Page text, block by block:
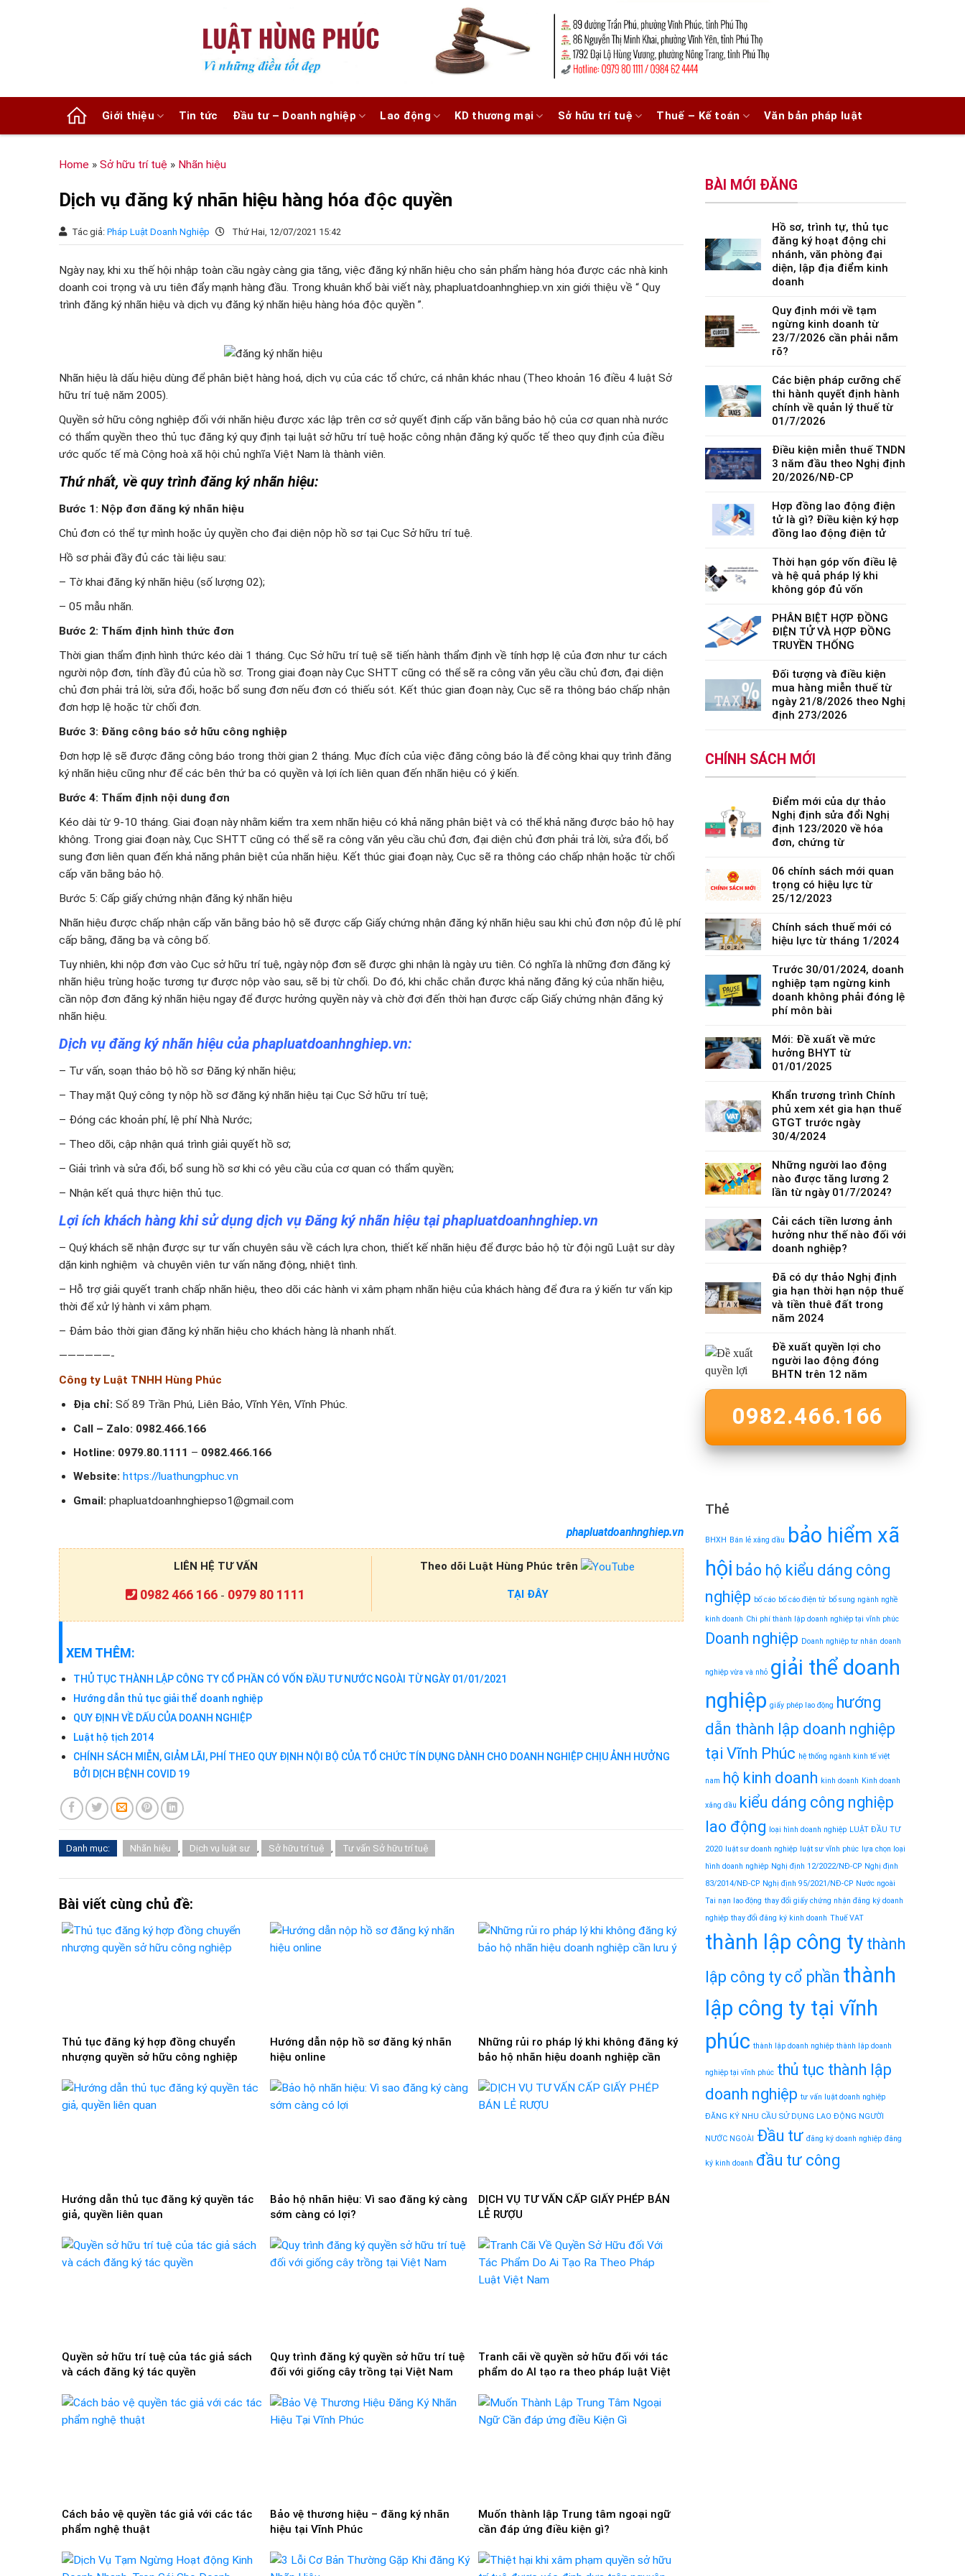
Giới thiệu Tin tức Đầu tư – Doanh nghiệp Lao động KD thương mại Sở hữu trí tuệ Thuế – Kế toán Văn bản pháp luật
Home » Sở hữu trí tuệ » Nhãn hiệu
Dịch vụ đăng ký nhãn hiệu hàng hóa độc quyền
Tác giả: Pháp Luật Doanh Nghiệp Thứ Hai, 12/07/2021 15:42
Ngày nay, khi xu thế hội nhập toàn cầu ngày càng gia tăng, việc đăng ký nhãn hiệu cho sản phẩm hàng hóa được các nhà kinh
doanh coi trọng và ưu tiên đẩy mạnh hàng đầu. Trong khuân khổ bài viết này, phapluatdoanhnghiep.vn xin giới thiệu về “ Quy
trình đăng ký nhãn hiệu và dịch vụ đăng ký nhãn hiệu hàng hóa độc quyền ”.
Nhãn hiệu là dấu hiệu dùng để phân biệt hàng hoá, dịch vụ của các tổ chức, cá nhân khác nhau (Theo khoản 16 điều 4 luật Sở
hữu trí tuệ năm 2005).
Quyền sở hữu công nghiệp đối với nhãn hiệu được xác lập trên cơ sở quyết định cấp văn bằng bảo hộ của cơ quan nhà nước
có thẩm quyền theo thủ tục đăng ký quy định tại luật sở hữu trí tuệ hoặc công nhận đăng ký quốc tế theo quy định của điều
ước quốc tế mà Cộng hoà xã hội chủ nghĩa Việt Nam là thành viên.
Thứ nhất, về quy trình đăng ký nhãn hiệu:
Bước 1: Nộp đơn đăng ký nhãn hiệu
Chủ đơn có thể tự mình hoặc ủy quyền cho đại diện nộp hồ sơ tại Cục Sở hữu trí tuệ.
Hồ sơ phải đầy đủ các tài liệu sau:
– Tờ khai đăng ký nhãn hiệu (số lượng 02);
– 05 mẫu nhãn.
Bước 2: Thẩm định hình thức đơn
Thời gian thẩm định hình thức kéo dài 1 tháng. Cục Sở hữu trí tuệ sẽ tiến hành thẩm định về tính hợp lệ của đơn như tư cách
người nộp đơn, tính đầy đủ của hồ sơ. Trong giai đoạn này Cục SHTT cũng có thể sẽ ra công văn yêu cầu chủ đơn, đại diện
chủ đơn phải trả lời, sửa đổi, hoặc bổ sung đơn nếu đơn có thiếu sót. Kết thúc gian đoạn này, Cục sẽ ra thông báo chấp nhận
đơn hợp lệ hoặc từ chối đơn.
Bước 3: Đăng công báo sở hữu công nghiệp
Đơn hợp lệ sẽ được đăng công báo trong thời gian 2 tháng. Mục đích của việc đăng công báo là để công khai quy trình đăng
ký nhãn hiệu cũng như để các bên thứ ba có quyền và lợi ích liên quan đến nhãn hiệu có ý kiến.
Bước 4: Thẩm định nội dung đơn
Kéo dài từ 9-10 tháng. Giai đoạn này nhằm kiểm tra xem nhãn hiệu có khả năng phân biệt và có thể khả năng được bảo hộ hay
không. Trong giai đoạn này, Cục SHTT cũng có thể sẽ ra công văn yêu cầu chủ đơn, đại diện chủ đơn phải trả lời, sửa đổi, bổ
sung đơn liên quan đến khả năng phân biệt của nhãn hiệu. Kết thúc giai đoạn này, Cục sẽ ra thông cáo chấp nhận hoặc từ chối
cấp văn bằng bảo hộ.
Bước 5: Cấp giấy chứng nhận đăng ký nhãn hiệu
Nhãn hiệu được chấp nhận cấp văn bằng bảo hộ sẽ được cấp Giấy chứng nhận đăng ký nhãn hiệu sau khi chủ đơn nộp đủ lệ phí
cấp bằng, đăng bạ và công bố.
Tuy nhiên, khi nộp đơn vào Cục sở hữu trí tuệ, ngày nộp đơn sẽ được ghi nhận là ngày ưu tiên. Có nghĩa là những đơn đăng ký
nhãn hiệu trùng hoặc tương tự được nộp vào sau, sẽ bị từ chối. Do đó, khi chắc chắn được khả năng đăng ký của nhãn hiệu,
cần nộp đơn đăng ký nhãn hiệu ngay để được hưởng quyền này và chờ đợi đến thời hạn được cấp Giấy chứng nhận đăng ký
nhãn hiệu.
Dịch vụ đăng ký nhãn hiệu của phapluatdoanhnghiep.vn:
– Tư vấn, soạn thảo bộ hồ sơ Đăng ký nhãn hiệu;
– Thay mặt Quý công ty nộp hồ sơ đăng ký nhãn hiệu tại Cục Sở hữu trí tuệ;
– Đóng các khoản phí, lệ phí Nhà Nước;
– Theo dõi, cập nhận quá trình giải quyết hồ sơ;
– Giải trình và sửa đổi, bổ sung hồ sơ khi có yêu cầu của cơ quan có thẩm quyền;
– Nhận kết quả thực hiện thủ tục.
Lợi ích khách hàng khi sử dụng dịch vụ Đăng ký nhãn hiệu tại phapluatdoanhnghiep.vn
– Quý khách sẽ nhận được sự tư vấn chuyên sâu về cách lựa chon, thiết kế nhãn hiệu để được bảo hộ từ đội ngũ Luật sư dày
dặn kinh nghiệm và chuyên viên tư vấn năng động, nhiệt tình.
– Hỗ trợ giải quyết tranh chấp nhãn hiệu, theo dõi các hành vi xâm phạm nhãn hiệu của khách hàng để đưa ra ý kiến tư vấn kịp
thời để xử lý hành vi xâm phạm.
– Đảm bảo thời gian đăng ký nhãn hiệu cho khách hàng là nhanh nhất.
——————-
Công ty Luật TNHH Hùng Phúc
Địa chỉ: Số 89 Trần Phú, Liên Bảo, Vĩnh Yên, Vĩnh Phúc.
Call – Zalo: 0982.466.166
Hotline: 0979.80.1111 – 0982.466.166
Website: https://luathungphuc.vn
Gmail: phapluatdoanhnghiepso1@gmail.com
phapluatdoanhnghiep.vn
LIÊN HỆ TƯ VẤN
0982 466 166 - 0979 80 1111
Theo dõi Luật Hùng Phúc trên
TẠI ĐÂY
XEM THÊM:
THỦ TỤC THÀNH LẬP CÔNG TY CỔ PHẦN CÓ VỐN ĐẦU TƯ NƯỚC NGOÀI TỪ NGÀY 01/01/2021
Hướng dẫn thủ tục giải thể doanh nghiệp
QUY ĐỊNH VỀ DẤU CỦA DOANH NGHIỆP
Luật hộ tịch 2014
CHÍNH SÁCH MIỄN, GIẢM LÃI, PHÍ THEO QUY ĐỊNH NỘI BỘ CỦA TỔ CHỨC TÍN DỤNG DÀNH CHO DOANH NGHIỆP CHỊU ẢNH HƯỞNG
BỞI DỊCH BỆNH COVID 19
Danh mục: Nhãn hiệu Dịch vụ luật sư Sở hữu trí tuệ Tư vấn Sở hữu trí tuệ
Bài viết cùng chủ đề:
Thủ tục đăng ký hợp đồng chuyển
nhượng quyền sở hữu công nghiệp
Hướng dẫn nộp hồ sơ đăng ký nhãn
hiệu online
Những rủi ro pháp lý khi không đăng ký
bảo hộ nhãn hiệu doanh nghiệp cần
Hướng dẫn thủ tục đăng ký quyền tác
giả, quyền liên quan
Bảo hộ nhãn hiệu: Vì sao đăng ký càng
sớm càng có lợi?
DỊCH VỤ TƯ VẤN CẤP GIẤY PHÉP BÁN
LẺ RƯỢU
Quyền sở hữu trí tuệ của tác giả sách
và cách đăng ký tác quyền
Quy trình đăng ký quyền sở hữu trí tuệ
đối với giống cây trồng tại Việt Nam
Tranh cãi về quyền sở hữu đối với tác
phẩm do AI tạo ra theo pháp luật Việt
Cách bảo vệ quyền tác giả với các tác
phẩm nghệ thuật
Bảo vệ thương hiệu – đăng ký nhãn
hiệu tại Vĩnh Phúc
Muốn thành lập Trung tâm ngoại ngữ
cần đáp ứng điều kiện gì?
BÀI MỚI ĐĂNG
Hồ sơ, trình tự, thủ tục
đăng ký hoạt động chi
nhánh, văn phòng đại
diện, lập địa điểm kinh
doanh
Quy định mới về tạm
ngừng kinh doanh từ
23/7/2026 cần phải nắm
rõ?
Các biện pháp cưỡng chế
thi hành quyết định hành
chính về quản lý thuế từ
01/7/2026
Điều kiện miễn thuế TNDN
3 năm đầu theo Nghị định
20/2026/NĐ-CP
Hợp đồng lao động điện
tử là gì? Điều kiện ký hợp
đồng lao động điện tử
Thời hạn góp vốn điều lệ
và hệ quả pháp lý khi
không góp đủ vốn
PHÂN BIỆT HỢP ĐỒNG
ĐIỆN TỬ VÀ HỢP ĐỒNG
TRUYỀN THỐNG
Đối tượng và điều kiện
mua hàng miễn thuế từ
ngày 21/8/2026 theo Nghị
định 273/2026
CHÍNH SÁCH MỚI
Điểm mới của dự thảo
Nghị định sửa đổi Nghị
định 123/2020 về hóa
đơn, chứng từ
06 chính sách mới quan
trọng có hiệu lực từ
25/12/2023
Chính sách thuế mới có
hiệu lực từ tháng 1/2024
Trước 30/01/2024, doanh
nghiệp tạm ngừng kinh
doanh không phải đóng lệ
phí môn bài
Mới: Đề xuất về mức
hưởng BHYT từ
01/01/2025
Khẩn trương trình Chính
phủ xem xét gia hạn thuế
GTGT trước ngày
30/4/2024
Những người lao động
nào được tăng lương 2
lần từ ngày 01/7/2024?
Cải cách tiền lương ảnh
hưởng như thế nào đối với
doanh nghiệp?
Đã có dự thảo Nghị định
gia hạn thời hạn nộp thuế
và tiền thuê đất trong
năm 2024
Đề xuất quyền lợi cho
người lao động đóng
BHTN trên 12 năm
0982.466.166
Thẻ
BHXH Bán lẻ xăng dầu
bảo hiểm xã
hội bảo hộ kiểu dáng công
nghiệp bố cáo bố cáo điện tử bổ sung ngành nghề
kinh doanh Chi phí thành lập doanh nghiệp tại vĩnh phúc
Doanh nghiệp Doanh nghiệp tư nhân doanh
nghiệp vừa và nhỏ giải thể doanh
nghiệp giấy phép lao động
hướng
dẫn thành lập doanh nghiệp
tại Vĩnh Phúc hệ thống ngành kinh tế việt
nam hộ kinh doanh kinh doanh Kinh doanh
xăng dầu
kiểu dáng công nghiệp
lao động
loại hình doanh nghiệp LUẬT ĐẦU TƯ
2020 luật sư doanh nghiệp luật sư vĩnh phúc
lựa chọn loại
hình doanh nghiệp Nghị định 12/2022/NĐ-CP Nghị định
83/2014/NĐ-CP Nghị định 95/2021/NĐ-CP Nước ngoài
Tai nạn lao động thay đổi giấy chứng nhận đăng ký doanh
nghiệp thay đổi đăng ký kinh doanh Thuế VAT
thành lập công ty thành
lập công ty cổ phần thành
lập công ty tại vĩnh
phúc thành lập doanh nghiệp thành lập doanh
nghiệp tại vĩnh phúc thủ tục thành lập
doanh nghiệp tư vấn luật doanh nghiệp
ĐĂNG KÝ NHU CẦU SỬ DỤNG LAO ĐỘNG NGƯỜI
NƯỚC NGOÀI Đầu tư đăng ký doanh nghiệp đăng
ký kinh doanh đầu tư công